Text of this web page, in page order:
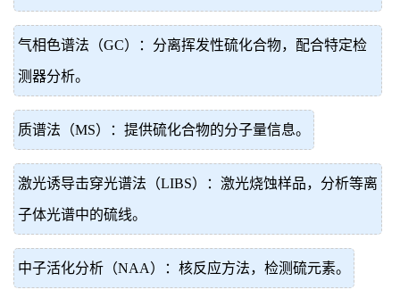
气相色谱法（GC）：分离挥发性硫化合物，配合特定检
测器分析。
质谱法（MS）：提供硫化合物的分子量信息。
激光诱导击穿光谱法（LIBS）：激光烧蚀样品，分析等离
子体光谱中的硫线。
中子活化分析（NAA）：核反应方法，检测硫元素。